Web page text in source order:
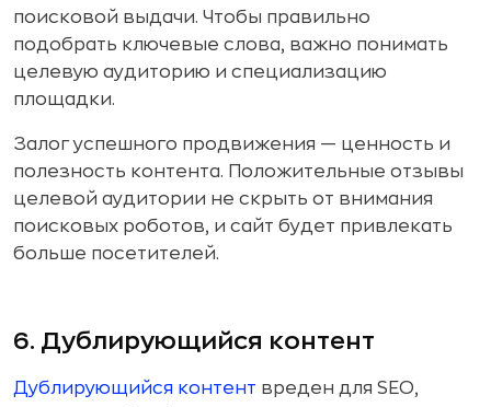
поисковой выдачи. Чтобы правильно
подобрать ключевые слова, важно понимать
целевую аудиторию и специализацию
площадки.
Залог успешного продвижения — ценность и
полезность контента. Положительные отзывы
целевой аудитории не скрыть от внимания
поисковых роботов, и сайт будет привлекать
больше посетителей.
6. Дублирующийся контент
Дублирующийся контент вреден для SEO,